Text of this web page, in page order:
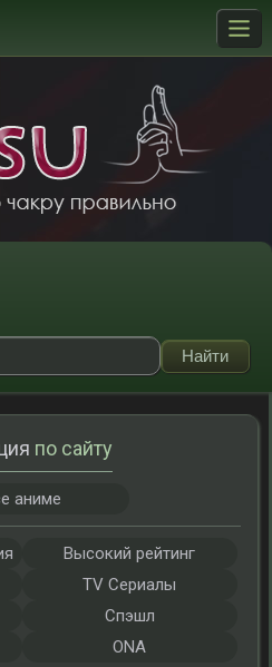
по сайту
аниме
Высокий рейтинг
TV Сериалы
Спэшл
ONA